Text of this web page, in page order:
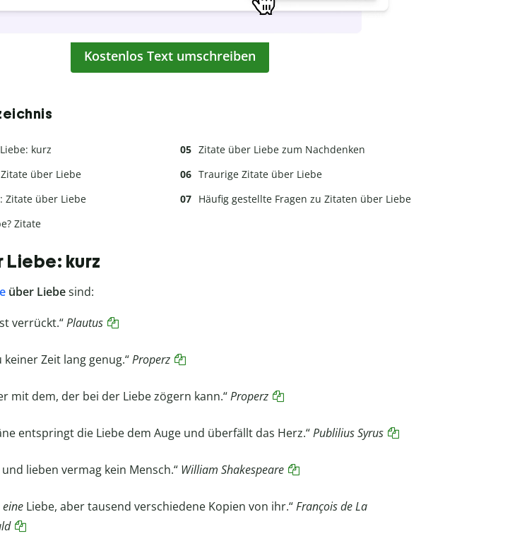
Kostenlos Text umschreiben
kurz
über Liebe
Zitate über Liebe
Zitate
Zitate über Liebe zum Nachdenken
Traurige Zitate über Liebe
Häufig gestellte Fragen zu Zitaten über Liebe
Liebe: kurz
über Liebesind:
verrückt.“Plautus
keiner Zeit lang genug.“Properz
mit dem, der bei der Liebe zögern kann.“Properz
entspringt die Liebe dem Auge und überfällt das Herz.“Publilius Syrus
und lieben vermag kein Mensch.“ William Shakespeare
eine Liebe, aber tausend verschiedene Kopien von ihr.“François de La